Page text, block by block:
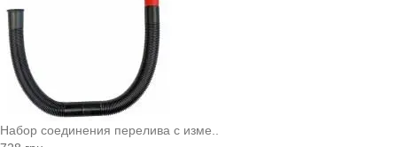
Набор соединения перелива с изме..